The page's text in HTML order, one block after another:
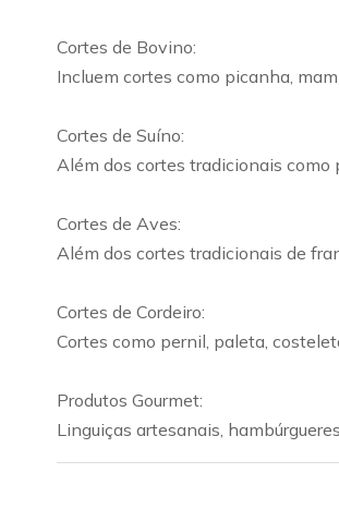
Cortes de Bovino:
Incluem cortes como picanha,
Cortes de Suíno:
Além dos cortes tradicionais como
Cortes de Aves:
Além dos cortes tradicionais de
Cortes de Cordeiro:
Cortes como pernil, paleta,
Produtos Gourmet:
Linguiças artesanais,